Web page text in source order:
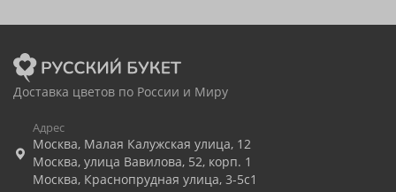
Доставка цветов по России и Миру
Адрес
Москва, Малая Калужская улица, 12
Москва, улица Вавилова, 52, корп. 1
Москва, Краснопрудная улица, 3-5с1